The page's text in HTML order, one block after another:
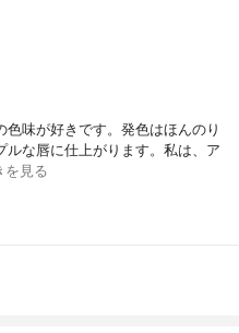
味が好きです。発色はほんのり
な唇に仕上がります。私は、ア
を見る